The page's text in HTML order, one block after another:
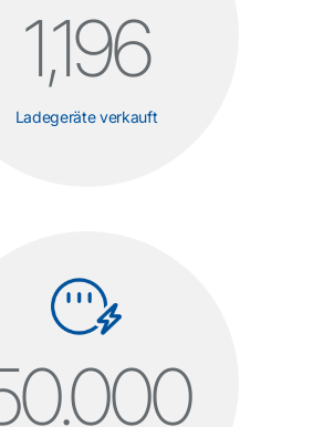
1,200
Ladegeräte verkauft